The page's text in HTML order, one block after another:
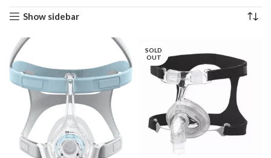
Show sidebar
SOLD
OUT